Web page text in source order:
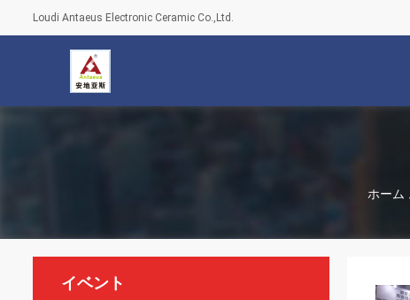
Loudi Antaeus Electronic Ceramic Co.,Ltd.
ホーム
イベント